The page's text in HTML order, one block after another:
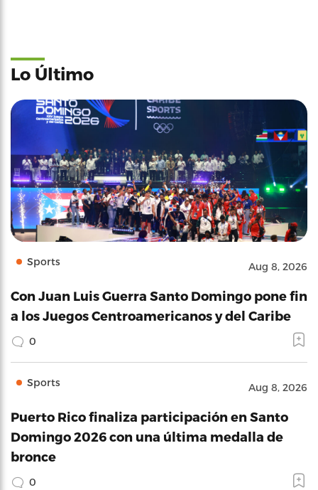
Lo Último
Sports Aug 8, 2026
Con Juan Luis Guerra Santo Domingo pone fin
a los Juegos Centroamericanos y del Caribe
0
Sports Aug 8, 2026
Puerto Rico finaliza participación en Santo
Domingo 2026 con una última medalla de
bronce
0